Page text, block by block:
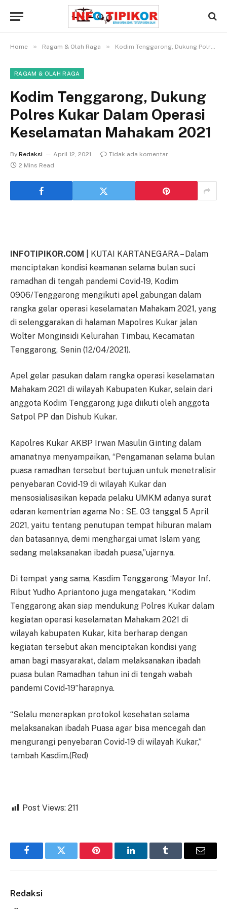
Home » Ragam & Olah Raga » Kodim Tenggarong, Dukung Polres Kukar Dalam Operasi Keselamatan Mahakam 2021
RAGAM & OLAH RAGA
Kodim Tenggarong, Dukung
Polres Kukar Dalam Operasi
Keselamatan Mahakam 2021
By Redaksi April 12, 2021
Tidak ada komentar
2 Mins Read
INFOTIPIKOR.COM
| KUTAI KARTANEGARA – Dalam
menciptakan kondisi keamanan selama bulan suci
ramadhan di tengah pandemi Covid-19, Kodim
0906/Tenggarong mengikuti apel gabungan dalam
rangka gelar operasi keselamatan Mahakam 2021, yang
di selenggarakan di halaman Mapolres Kukar jalan
Wolter Monginsidi Kelurahan Timbau, Kecamatan
Tenggarong, Senin (12/04/2021).
Apel gelar pasukan dalam rangka operasi keselamatan
Mahakam 2021 di wilayah Kabupaten Kukar, selain dari
anggota Kodim Tenggarong juga diikuti oleh anggota
Satpol PP dan Dishub Kukar.
Kapolres Kukar AKBP Irwan Masulin Ginting dalam
amanatnya menyampaikan, “Pengamanan selama bulan
puasa ramadhan tersebut bertujuan untuk menetralisir
penyebaran Covid-19 di wilayah Kukar dan
mensosialisasikan kepada pelaku UMKM adanya surat
edaran kementrian agama No : SE. 03 tanggal 5 April
2021, yaitu tentang penutupan tempat hiburan malam
dan batasannya, demi menghargai umat Islam yang
sedang melaksanakan ibadah puasa,”ujarnya.
Di tempat yang sama, Kasdim Tenggarong ‘Mayor Inf.
Ribut Yudho Apriantono juga mengatakan, “Kodim
Tenggarong akan siap mendukung Polres Kukar dalam
kegiatan operasi keselamatan Mahakam 2021 di
wilayah kabupaten Kukar, kita berharap dengan
kegiatan tersebut akan menciptakan kondisi yang
aman bagi masyarakat, dalam melaksanakan ibadah
puasa bulan Ramadhan tahun ini di tengah wabah
pandemi Covid-19”harapnya.
“Selalu menerapkan protokol kesehatan selama
melaksanakan ibadah Puasa agar bisa mencegah dan
mengurangi penyebaran Covid-19 di wilayah Kukar,”
tambah Kasdim.(Red)
Post Views: 211
FacebookTwitter Pinterest LinkedInTumblr Email
Redaksi